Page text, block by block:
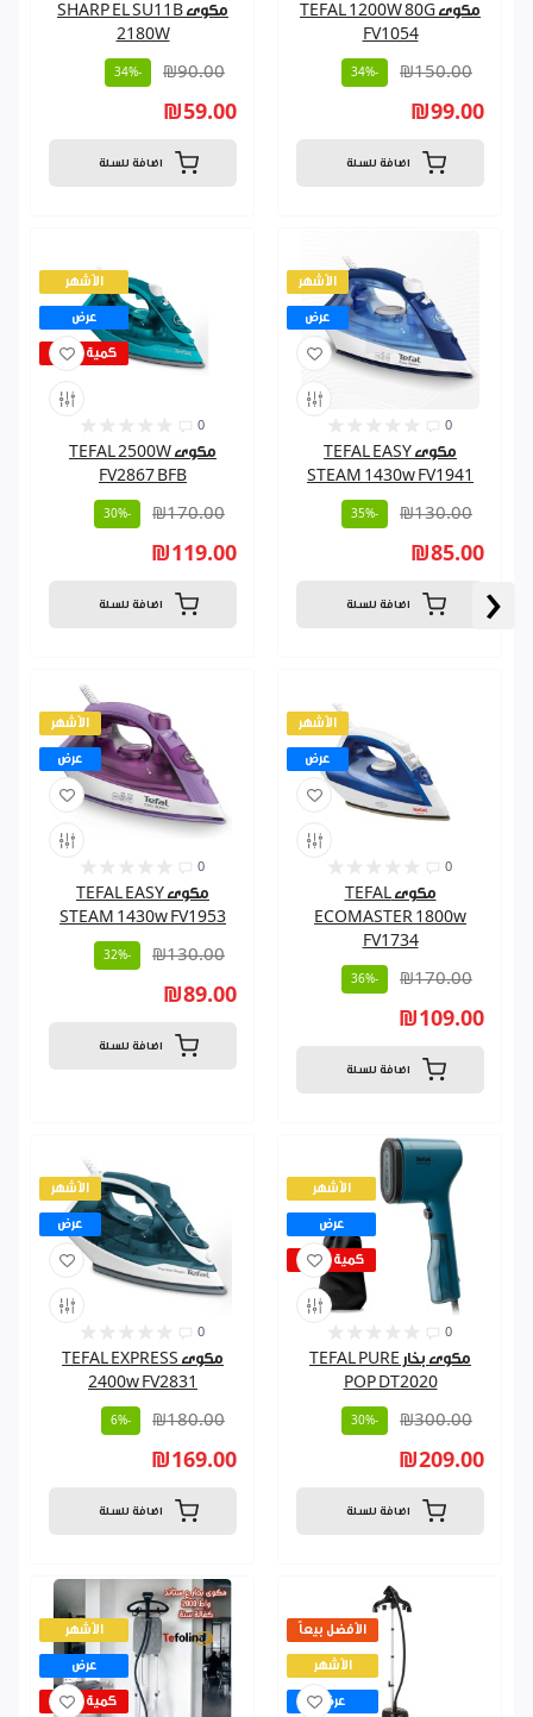
‹
مكوى SHARP EL SU11B
2180W
₪90.00
-34%
₪59.00
اضافة للسلة
مكوى TEFAL 1200W 80G
FV1054
₪150.00
-34%
₪99.00
اضافة للسلة
الأشهر
عرض
كمية قليلة
0
مكوى TEFAL 2500W
FV2867 BFB
₪170.00
-30%
₪119.00
اضافة للسلة
الأشهر
عرض
0
مكوى TEFAL EASY
STEAM 1430w FV1941
₪130.00
-35%
₪85.00
اضافة للسلة
الأشهر
عرض
0
مكوى TEFAL EASY
STEAM 1430w FV1953
₪130.00
-32%
₪89.00
اضافة للسلة
الأشهر
عرض
0
مكوى TEFAL
ECOMASTER 1800w
FV1734
₪170.00
-36%
₪109.00
اضافة للسلة
الأشهر
عرض
0
مكوى TEFAL EXPRESS
2400w FV2831
₪180.00
-6%
₪169.00
اضافة للسلة
الأشهر
عرض
كمية قليلة
0
مكوى بخار TEFAL PURE
POP DT2020
₪300.00
-30%
₪209.00
اضافة للسلة
الأشهر
عرض
كمية قليلة
الأفضل بيعاً
الأشهر
عرض